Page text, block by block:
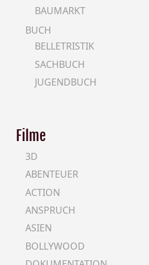
BAUMARKT
BUCH
BELLETRISTIK
SACHBUCH
JUGENDBUCH
Filme
3D
ABENTEUER
ACTION
ANSPRUCH
ASIEN
BOLLYWOOD